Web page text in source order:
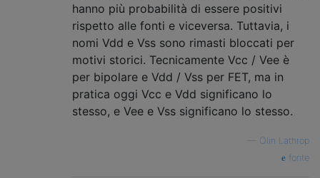
hanno più probabilità di essere positivi
rispetto alle fonti e viceversa. Tuttavia, i
nomi Vdd e Vss sono rimasti bloccati per
motivi storici. Tecnicamente Vcc / Vee è
per bipolare e Vdd / Vss per FET, ma in
pratica oggi Vcc e Vdd significano lo
stesso, e Vee e Vss significano lo stesso.
Olin Lathrop
fonte